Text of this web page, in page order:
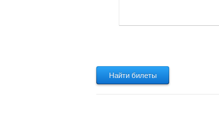
Найти билеты